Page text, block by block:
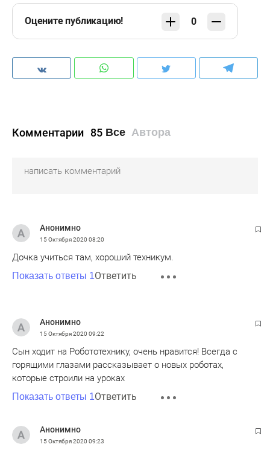
Оцените публикацию! 0
Комментарии 85 Все Автора
Анонимно
15 Октября 2020 08:20
Дочка учиться там, хороший техникум.
Показать ответы 1Ответить
Анонимно
15 Октября 2020 09:22
Сын ходит на Робототехнику, очень нравится! Всегда с
горящими глазами рассказывает о новых роботах,
которые строили на уроках
Показать ответы 1Ответить
Анонимно
15 Октября 2020 09:23